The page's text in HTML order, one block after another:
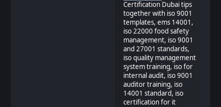
Certification Dubai tips
together with iso 9001
templates, ems 14001,
iso 22000 food safety
management, iso 9001
and 27001 standards,
iso quality management
system training, iso for
internal audit, iso 9001
auditor training, iso
14001 standard, iso
certification for it